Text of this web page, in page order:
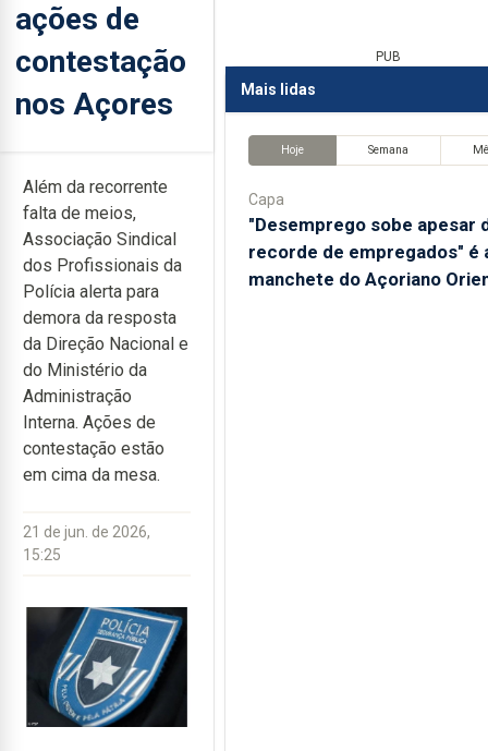
ações de
contestação
nos Açores
Além da recorrente
falta de meios,
Associação Sindical
dos Profissionais da
Polícia alerta para
demora da resposta
da Direção Nacional e
do Ministério da
Administração
Interna. Ações de
contestação estão
em cima da mesa.
21 de jun. de 2026,
15:25
PUB
Mais lidas
Hoje Semana
Capa
"Desemprego sobe apesar
recorde de empregados" é
manchete do Açoriano